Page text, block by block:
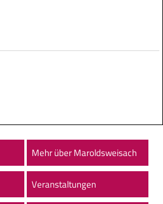
Mehr über Maroldsweisach
Veranstaltungen